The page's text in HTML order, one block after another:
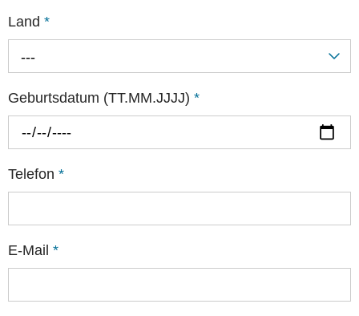
Land *
---
Geburtsdatum (TT.MM.JJJJ) *
Telefon *
E-Mail *